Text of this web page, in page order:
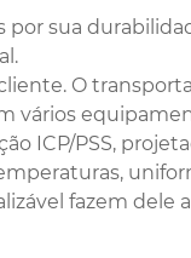
sua
O
vários
ICP/PSS,
fazem dele